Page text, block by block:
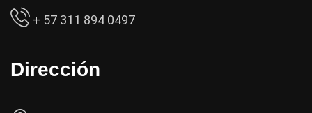
Dirección
+ 57 311 894 0497